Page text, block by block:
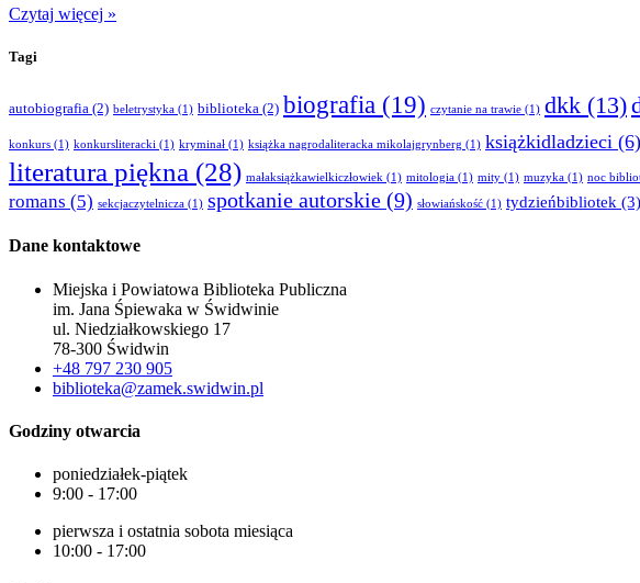
Czytaj więcej »
Tagi
autobiografia (2) beletrystyka (1) biblioteka (2) biografia (19) czytanie na trawie (1) dkk (13)
konkurs (1) konkursliteracki (1) kryminał (1) książka nagrodaliteracka mikolajgrynberg (1) książkidladzieci (6)
literatura piękna (28) małaksiążkawielkiczłowiek (1) mitologia (1) mity (1) muzyka (1) noc
romans (5) sekcjaczytelnicza (1) spotkanie autorskie (9) słowiańskość (1) tydzieńbibliotek (3)
Dane kontaktowe
Miejska i Powiatowa Biblioteka Publiczna
im. Jana Śpiewaka w Świdwinie
ul. Niedziałkowskiego 17
78-300 Świdwin
+48 797 230 905
biblioteka@zamek.swidwin.pl
Godziny otwarcia
poniedziałek-piątek
9:00 - 17:00
pierwsza i ostatnia sobota miesiąca
10:00 - 17:00